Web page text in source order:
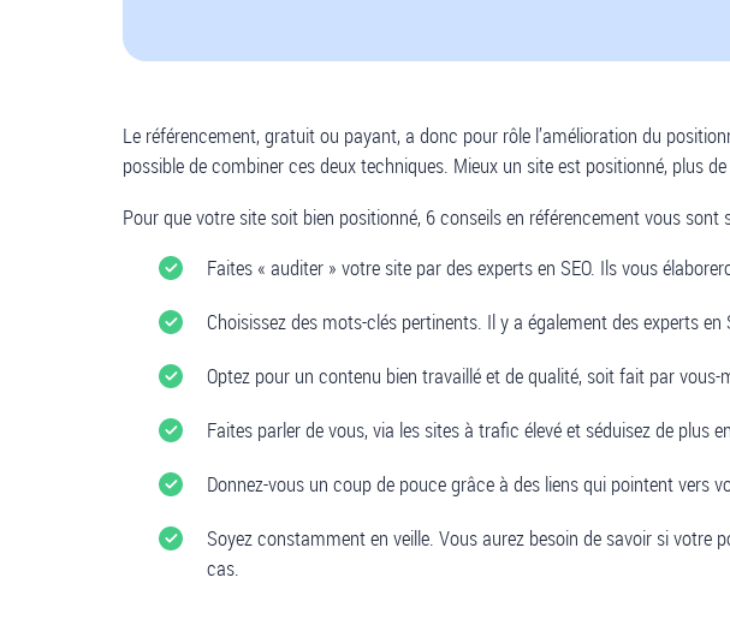
Le référencement, gratuit ou payant, a donc pour rôle l’amélioration du
possible de combiner ces deux techniques. Mieux un site est positionné, plus
Pour que votre site soit bien positionné, 6 conseils en référencement vous sont
Faites « auditer » votre site par des experts en SEO. Ils vous
Choisissez des mots-clés pertinents. Il y a également des experts
Optez pour un contenu bien travaillé et de qualité, soit fait par vous-
Faites parler de vous, via les sites à trafic élevé et séduisez de plus
Donnez-vous un coup de pouce grâce à des liens qui pointent vers
Soyez constamment en veille. Vous aurez besoin de savoir si votre
cas.